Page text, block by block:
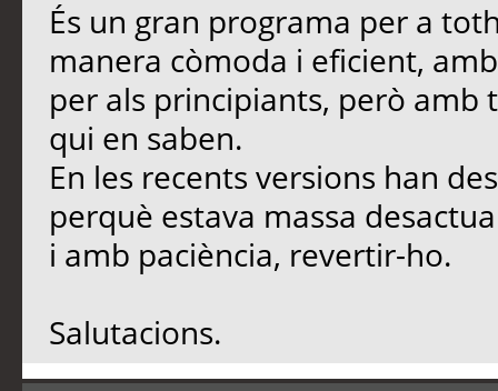
És un gran programa per a
manera còmoda i eficient,
per als principiants, però amb
qui en saben.
En les recents versions han
perquè estava massa
i amb paciència, revertir-ho.
Salutacions.